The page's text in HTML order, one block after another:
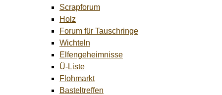
Scrapforum
Holz
Forum für Tauschringe
Wichteln
Elfengeheimnisse
Ü-Liste
Flohmarkt
Basteltreffen